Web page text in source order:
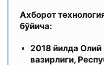
Ахборот
бўйича:
2018 йилда
вазирлиги,